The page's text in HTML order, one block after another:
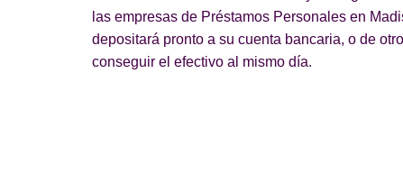
las empresas de Préstamos Personales en
depositará pronto a su cuenta bancaria, o de
conseguir el efectivo al mismo día.